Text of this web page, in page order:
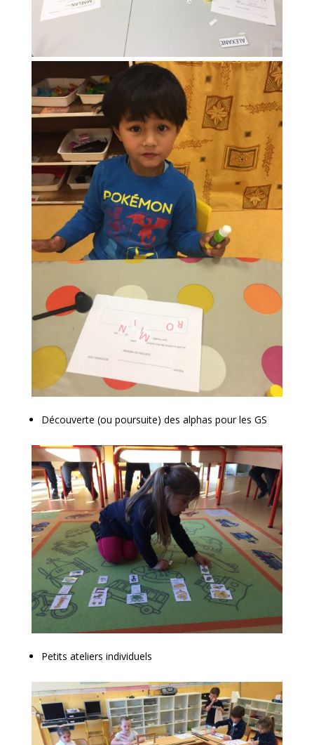
Découverte (ou poursuite) des alphas pour les GS
Petits ateliers individuels